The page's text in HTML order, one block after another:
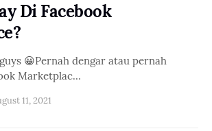
Di Facebook
😀Pernah dengar atau pernah
Marketplac…
11, 2021